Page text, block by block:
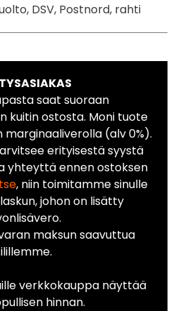
DSV, Postnord, rahti
saat suoraan
kuitin ostosta. Moni tuote
marginaaliverolla (alv 0%).
erityisestä syystä
yhteyttä ennen ostoksen
, niin toimitamme sinulle
johon on lisätty
maksun saavuttua
verkkokauppa näyttää
hinnan.